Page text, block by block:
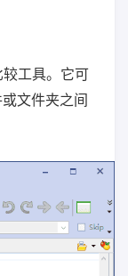
工具。它可
文件夹之间